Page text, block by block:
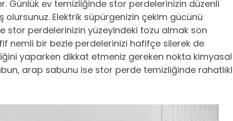
Günlük ev temizliğinde stor perdelerinizin düzenli
olursunuz. Elektrik süpürgenizin çekim gücünü
stor perdelerinizin yüzeyindeki tozu almak son
nemli bir bezle perdelerinizi hafifçe silerek de
yaparken dikkat etmeniz gereken nokta kimyasal
arap sabunu ise stor perde temizliğinde